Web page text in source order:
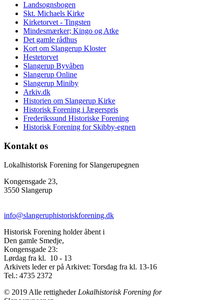
Landsognsbogen
Skt. Michaels Kirke
Kirketorvet - Tingsten
Mindesmærker; Kingo og Atke
Det gamle rådhus
Kort om Slangerup Kloster
Hestetorvet
Slangerup Byvåben
Slangerup Online
Slangerup Miniby
Arkiv.dk
Historien om Slangerup Kirke
Historisk Forening i Jægerspris
Frederikssund Historiske Forening
Historisk Forening for Skibby-egnen
Kontakt os
Lokalhistorisk Forening for Slangerupegnen
Kongensgade 23,
3550 Slangerup
info@slangeruphistoriskforening.dk
Historisk Forening holder åbent i
Den gamle Smedje,
Kongensgade 23:
Lørdag fra kl. 10 - 13
Arkivets leder er på Arkivet: Torsdag fra kl. 13-16
Tel.: 4735 2372
© 2019 Alle rettigheder Lokalhistorisk Forening for